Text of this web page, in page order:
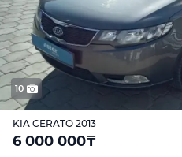
10
KIA CERATO 2013
6 000 000₸